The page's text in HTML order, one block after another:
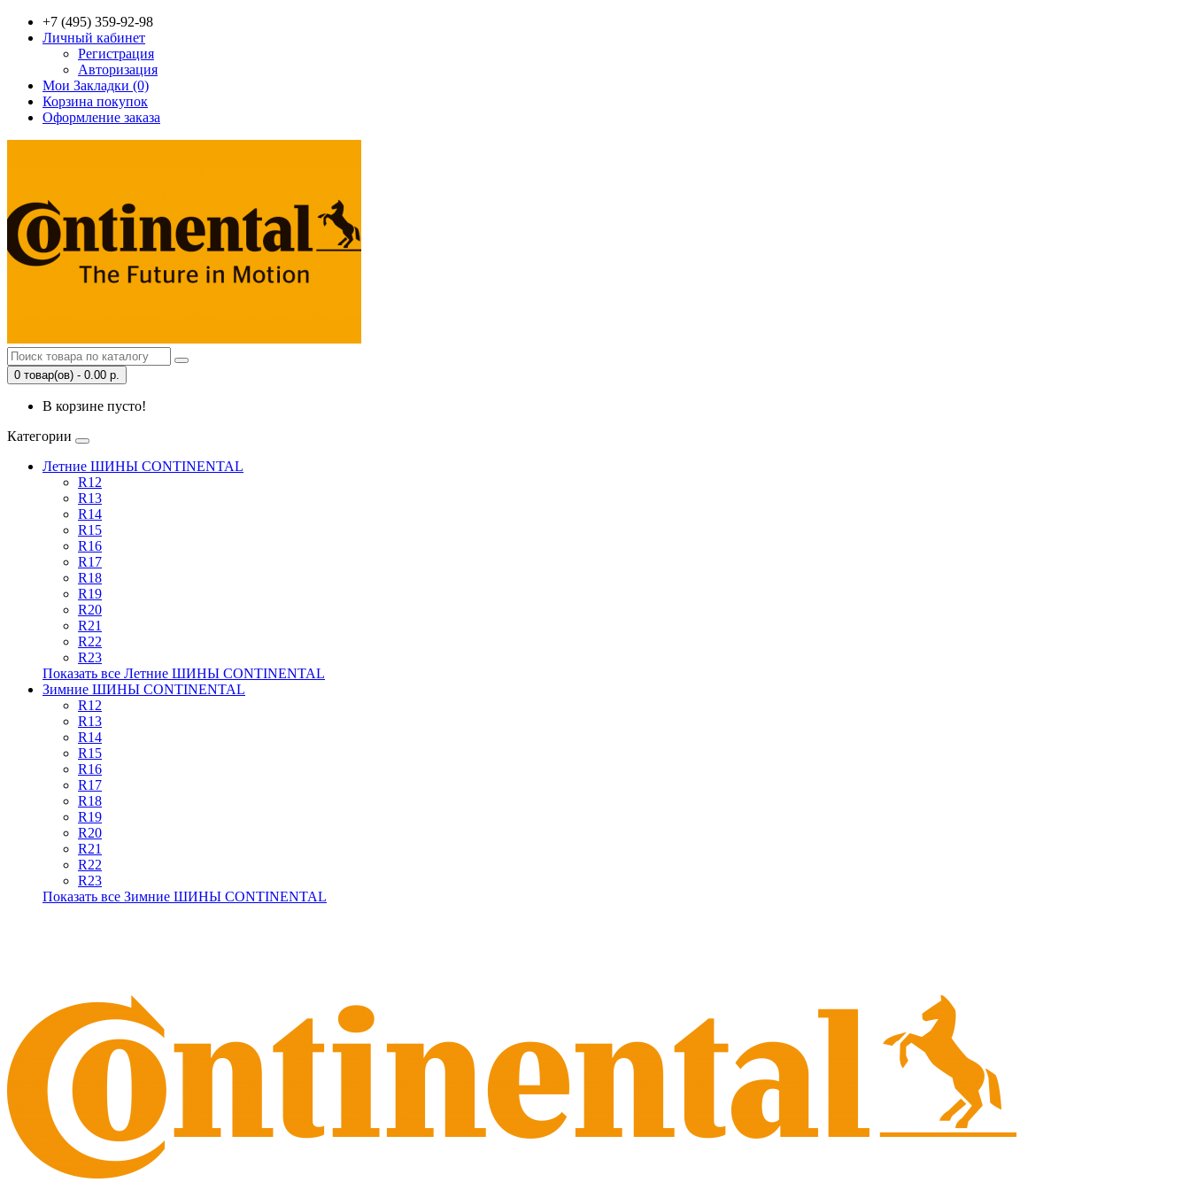
+7 (495) 359-92-98
Личный кабинет
Регистрация
Авторизация
Мои Закладки (0)
Корзина покупок
Оформление заказа
0 товар(ов) - 0.00 р.
В корзине пусто!
Категории
Летние ШИНЫ CONTINENTAL
R12
R13
R14
R15
R16
R17
R18
R19
R20
R21
R22
R23
Показать все Летние ШИНЫ CONTINENTAL
Зимние ШИНЫ CONTINENTAL
R12
R13
R14
R15
R16
R17
R18
R19
R20
R21
R22
R23
Показать все Зимние ШИНЫ CONTINENTAL